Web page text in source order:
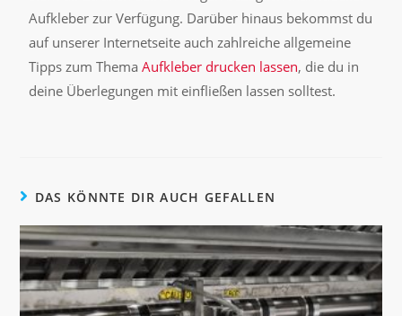
Aufkleber zur Verfügung. Darüber hinaus bekommst du
auf unserer Internetseite auch zahlreiche allgemeine
Tipps zum ThemaAufkleber drucken lassen, die du in
deine Überlegungen mit einfließen lassen solltest.
DAS KÖNNTE DIR AUCH GEFALLEN